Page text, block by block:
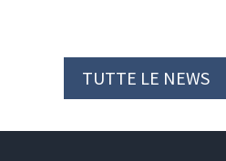
TUTTE LE NEWS